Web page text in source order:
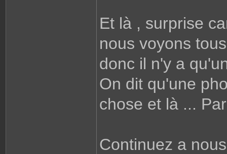
Et là , surprise
nous voyons
donc il n'y a
On dit qu'une
chose et là ...
Continuez a